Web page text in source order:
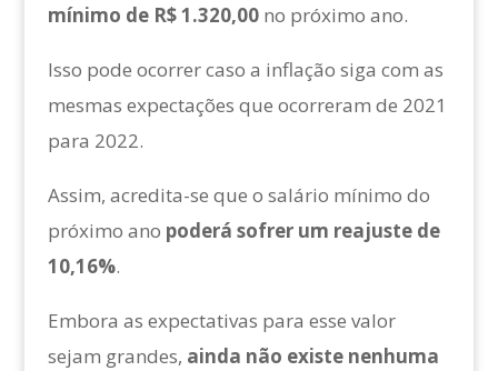
mínimo de R$ 1.320,00no próximo ano.
Isso pode ocorrer caso a inflação siga com as
mesmas expectações que ocorreram de 2021
para 2022.
Assim, acredita-se que o salário mínimo do
próximo ano poderá sofrer um reajuste de
10,16%.
Embora as expectativas para esse valor
sejam grandes, ainda não existe nenhuma